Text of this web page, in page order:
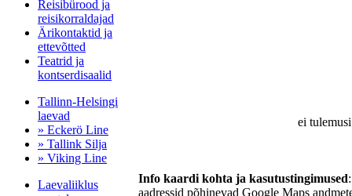
Reisibürood ja
reisikorraldajad
Ärikontaktid ja
ettevõtted
Teatrid ja
kontserdisaalid
Tallinn-Helsingi
laevad
» Eckerö Line
» Tallink Silja
» Viking Line
Laevaliiklus
ei
Info kaardi kohta ja kasutustingimused
aadressid põhinevad Google Maps